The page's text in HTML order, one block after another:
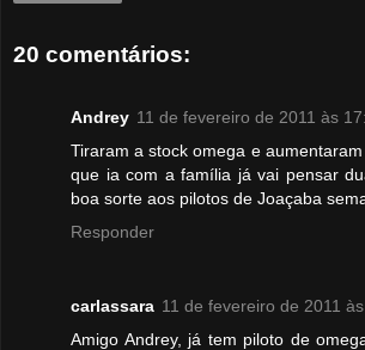
20 comentários:
Andrey 11 de fevereiro de 2011 às
Tiraram a stock omega e
que ia com a família já vai pensar
boa sorte aos pilotos de Joaçaba
Responder
carlassara 11 de fevereiro de 2011
Amigo Andrey, já tem piloto de